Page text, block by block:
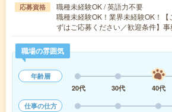
応募資格
職種未経験OK / 英語力不要
職種未経験OK！業界未経験OK！【
ずはご応募ください／歓迎条件】
職場の雰囲気
年齢層
20代
30代 40代
仕事の仕方